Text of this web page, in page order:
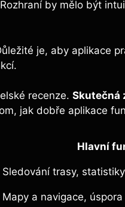
Rozhraní by mělo být
je, aby aplikace
recenze. Skutečná
jak dobře aplikace
Hlavní
Sledování trasy,
Mapy a navigace,